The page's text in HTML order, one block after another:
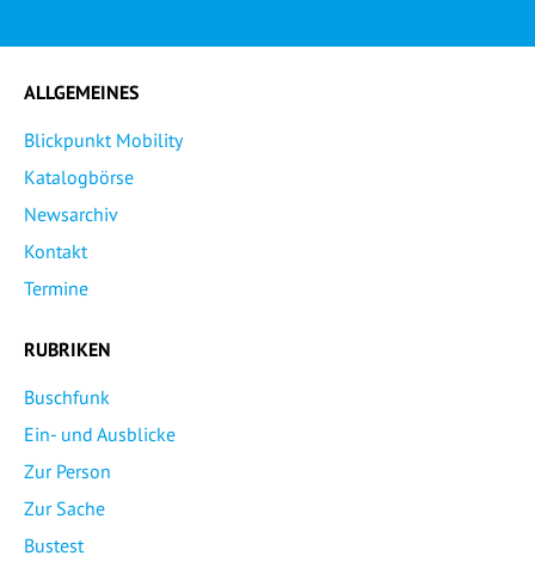
ALLGEMEINES
Blickpunkt Mobility
Katalogbörse
Newsarchiv
Kontakt
Termine
RUBRIKEN
Buschfunk
Ein- und Ausblicke
Zur Person
Zur Sache
Bustest